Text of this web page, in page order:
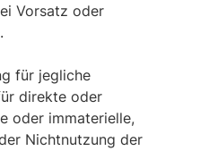
Vorsatz oder
für jegliche
direkte oder
oder immaterielle,
Nichtnutzung der